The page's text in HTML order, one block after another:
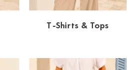
T-Shirts & Tops